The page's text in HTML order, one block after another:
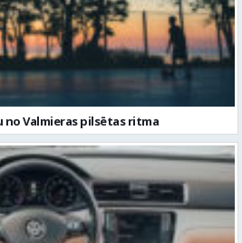
Valmieras pilsētas ritma